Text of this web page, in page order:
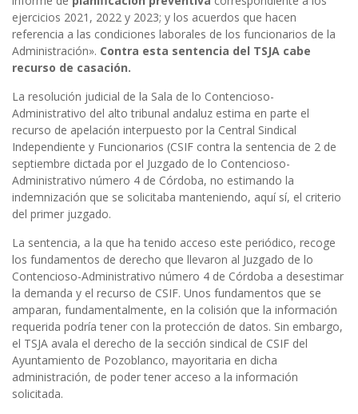
ejercicios 2021, 2022 y 2023; y los acuerdos que hacen
referencia a las condiciones laborales de los funcionarios de la
Administración». Contra esta sentencia del TSJA cabe
recurso de casación.
La resolución judicial de la Sala de lo Contencioso-
Administrativo del alto tribunal andaluz estima en parte el
recurso de apelación interpuesto por la Central Sindical
Independiente y Funcionarios (CSIF contra la sentencia de 2 de
septiembre dictada por el Juzgado de lo Contencioso-
Administrativo número 4 de Córdoba, no estimando la
indemnización que se solicitaba manteniendo, aquí sí, el criterio
del primer juzgado.
La sentencia, a la que ha tenido acceso este periódico, recoge
los fundamentos de derecho que llevaron al Juzgado de lo
Contencioso-Administrativo número 4 de Córdoba a desestimar
la demanda y el recurso de CSIF. Unos fundamentos que se
amparan, fundamentalmente, en la colisión que la información
requerida podría tener con la protección de datos. Sin embargo,
el TSJA avala el derecho de la sección sindical de CSIF del
Ayuntamiento de Pozoblanco, mayoritaria en dicha
administración, de poder tener acceso a la información
solicitada.